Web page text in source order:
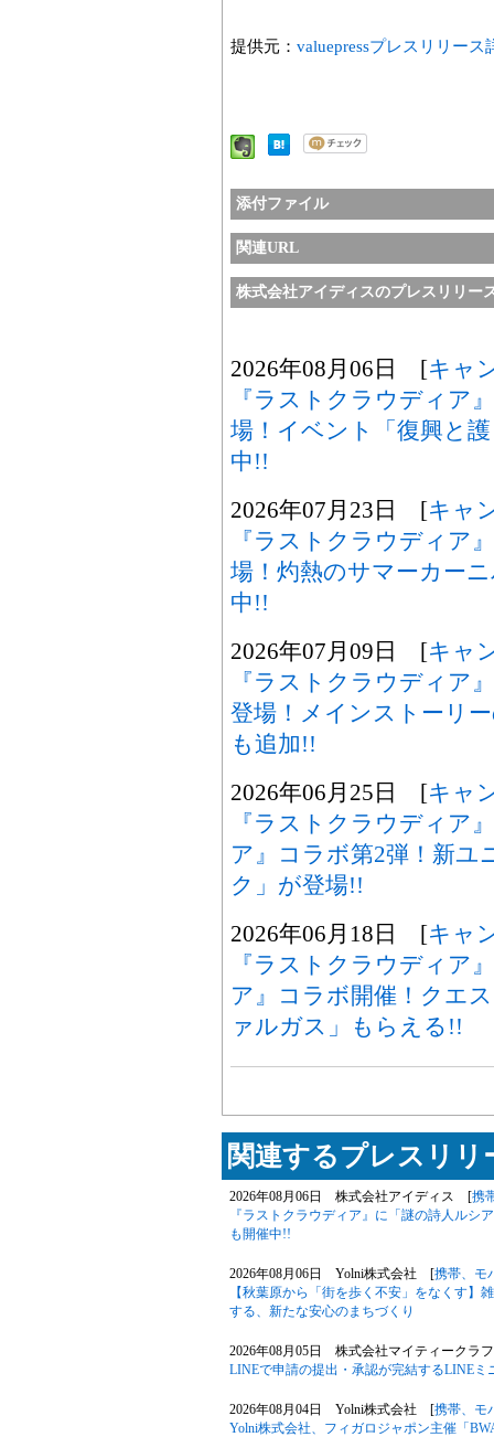
提供元： valuepressプレスリリース
添付ファイル
関連URL
株式会社アイディスのプレスリリー
2026年08月06日 [キャ
『ラストクラウディア
場！イベント「復興と
中!!
2026年07月23日 [キャ
『ラストクラウディア
場！灼熱のサマーカー
中!!
2026年07月09日 [キャ
『ラストクラウディア
登場！メインストーリ
も追加!!
2026年06月25日 [キャ
『ラストクラウディア
ア』コラボ第2弾！新ユ
ク」が登場!!
2026年06月18日 [キャ
『ラストクラウディア
ア』コラボ開催！クエ
ァルガス」もらえる!!
関連するプレスリリ
2026年08月06日 株式会社アイディス [携
『ラストクラウディア』に「謎の詩人ルシ
も開催中!!
2026年08月06日 Yolni株式会社 [携帯、モ
【秋葉原から「街を歩く不安」をなくす】
する、新たな安心のまちづくり
2026年08月05日 株式会社マイティークラ
LINEで申請の提出・承認が完結するLINE
2026年08月04日 Yolni株式会社 [携帯、モ
Yolni株式会社、フィガロジャポン主催「